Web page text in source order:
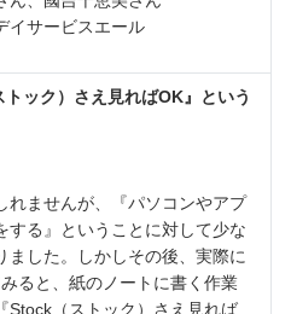
イサービスエール
ック）さえ見ればOK』という
れませんが、『パソコンやアプ
する』ということに対して少な
ました。しかしその後、実際に
ると、紙のノートに書く作業
Stock（ストック）さえ見れば